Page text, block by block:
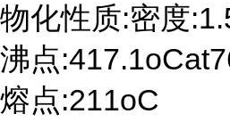
物化性质:密度
沸点
熔点:211oC